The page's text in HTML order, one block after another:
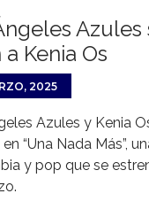
Azules
Kenia Os
2025
Azules y Kenia
“Una Nada Más”,
y pop que se